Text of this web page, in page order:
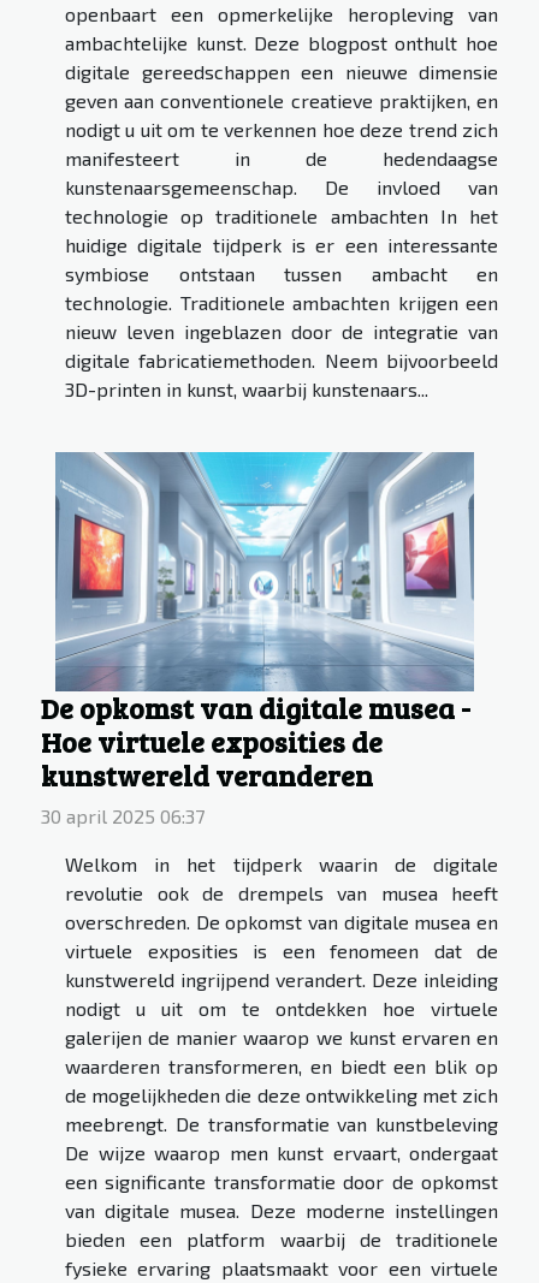
openbaart een opmerkelijke heropleving van
ambachtelijke kunst. Deze blogpost onthult hoe
digitale gereedschappen een nieuwe dimensie
geven aan conventionele creatieve praktijken, en
nodigt u uit om te verkennen hoe deze trend zich
manifesteert in de hedendaagse
kunstenaarsgemeenschap. De invloed van
technologie op traditionele ambachten In het
huidige digitale tijdperk is er een interessante
symbiose ontstaan tussen ambacht en
technologie. Traditionele ambachten krijgen een
nieuw leven ingeblazen door de integratie van
digitale fabricatiemethoden. Neem bijvoorbeeld
3D-printen in kunst, waarbij kunstenaars...
De opkomst van digitale musea -
Hoe virtuele exposities de
kunstwereld veranderen
30 april 2025 06:37
Welkom in het tijdperk waarin de digitale
revolutie ook de drempels van musea heeft
overschreden. De opkomst van digitale musea en
virtuele exposities is een fenomeen dat de
kunstwereld ingrijpend verandert. Deze inleiding
nodigt u uit om te ontdekken hoe virtuele
galerijen de manier waarop we kunst ervaren en
waarderen transformeren, en biedt een blik op
de mogelijkheden die deze ontwikkeling met zich
meebrengt. De transformatie van kunstbeleving
De wijze waarop men kunst ervaart, ondergaat
een significante transformatie door de opkomst
van digitale musea. Deze moderne instellingen
bieden een platform waarbij de traditionele
fysieke ervaring plaatsmaakt voor een virtuele